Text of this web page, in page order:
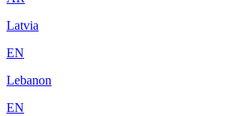
Latvia
EN
Lebanon
EN